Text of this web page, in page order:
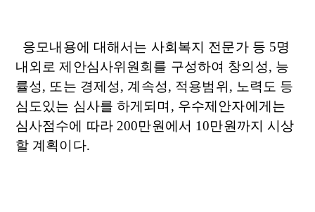
응모내용에 대해서는 사회복지 전문가 등 5명
내외로 제안심사위원회를 구성하여 창의성, 능
률성, 또는 경제성, 계속성, 적용범위, 노력도 등
심도있는 심사를 하게되며, 우수제안자에게는
심사점수에 따라 200만원에서 10만원까지 시상
할 계획이다.